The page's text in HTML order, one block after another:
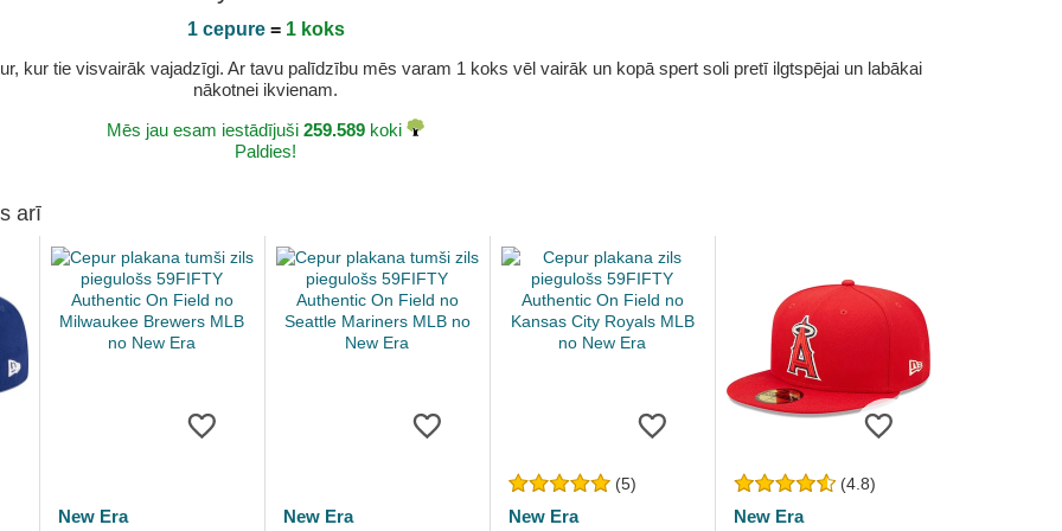
1 cepure= 1 koks
kur tie visvairāk vajadzīgi. Ar tavu palīdzību mēs varam 1 koks vēl vairāk un kopā spert soli pretī ilgtspējai un labākai
nākotnei ikvienam.
Mēs jau esam iestādījuši 259.589 koki
Paldies!
arī
New Era New Era
(5)
New Era
(4.8)
New Era